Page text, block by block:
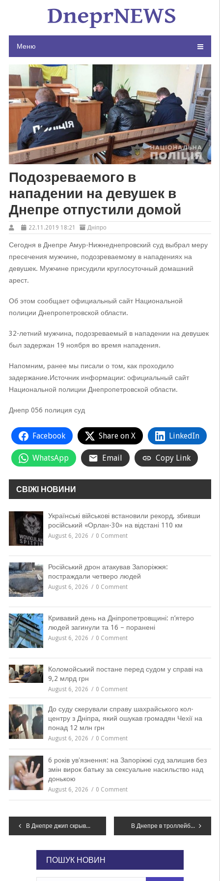
Меню
Подозреваемого в
нападении на девушек в
Днепре отпустили домой
22.11.2019 18:21 Дніпро
Сегодня в Днепре Амур-Нижнеднепровский суд выбрал меру
пресечения мужчине, подозреваемому в нападениях на
девушек. Мужчине присудили круглосуточный домашний
арест.
Об этом сообщает официальный сайт Национальной
полиции Днепропетровской области.
32-летний мужчина, подозреваемый в нападении на девушек
был задержан 19 ноября во время нападения.
Напомним, ранее мы писали о том, как проходило
задержание.Источник информации: официальный сайт
Национальной полиции Днепропетровской области.
Днепр 056 полиция суд
Facebook Share on X LinkedIn
WhatsApp Email Copy Link
СВІЖІ НОВИНИ
Українські військові встановили рекорд, збивши
російський «Орлан-30» на відстані 110 км
August 6, 2026 0 Comment
Російський дрон атакував Запоріжжя:
постраждали четверо людей
August 6, 2026 0 Comment
Кривавий день на Дніпропетровщині: п’ятеро
людей загинули та 16 – поранені
August 6, 2026 0 Comment
Коломойський постане перед судом у справі на
9,2 млрд грн
August 6, 2026 0 Comment
До суду скерували справу шахрайського кол-
центру з Дніпра, який ошукав громадян Чехії на
понад 12 млн грн
August 6, 2026 0 Comment
6 років увʼязнення: на Запоріжжі суд залишив без
змін вирок батьку за сексуальне насильство над
донькою
August 6, 2026 0 Comment
Навігація
В Днепре джип скрывался от стрельбы и протаранил 10 машин: подробности,- ФОТО В Днепре в троллейбус вошёл окровавленный парень и умер, – ФОТО
ПОШУК НОВИН